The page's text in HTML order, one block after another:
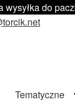
wysyłka do
Tematyczne